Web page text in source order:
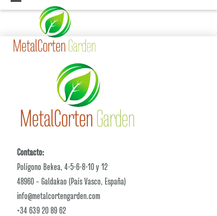
Open
menu
Close
menu
Contacto:
Polígono Bekea, 4-5-6-8-10 y 12
48960 – Galdakao (País Vasco, España)
info@metalcortengarden.com
+34 639 20 89 62